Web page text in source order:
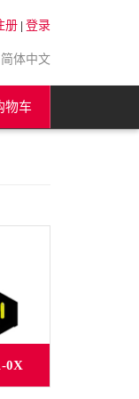
册 登录
简体中文
物车
0X